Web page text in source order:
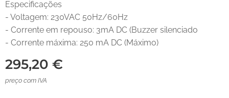
Especificações
- Voltagem: 230VAC 50Hz/60Hz
- Corrente em repouso: 3mA DC (Buzzer silenciado
- Corrente máxima: 250 mA DC (Máximo)
295,20 €
preço com IVA